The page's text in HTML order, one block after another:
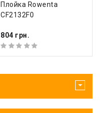
Плойка Rowenta
CF2132F0
804 грн.